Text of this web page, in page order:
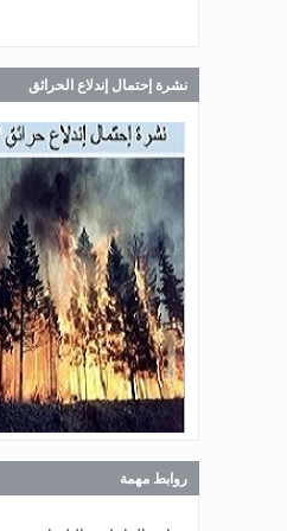
اللبناني البيان الآتي:
Jul 28, 2026
صدر عن دائرة الإعلام
في المديرية العامة
اللبناني البيان الآتي:
Jul 27, 2026
صدر عن دائرة الإعلام
في المديرية العامة
اللبناني البيان الآتي:
Jul 27, 2026
نشرة إحتمال إندلاع الحرائق
روابط مهمة